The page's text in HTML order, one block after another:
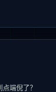
端倪了？